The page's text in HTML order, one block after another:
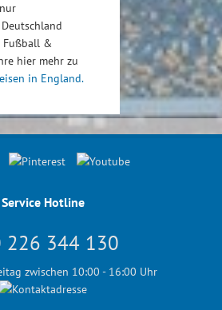
Fußball &
hier mehr zu
in England.
Service Hotline
226 344 130
zwischen 10:00 - 16:00 Uhr